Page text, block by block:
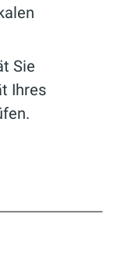
Sie
Ihres